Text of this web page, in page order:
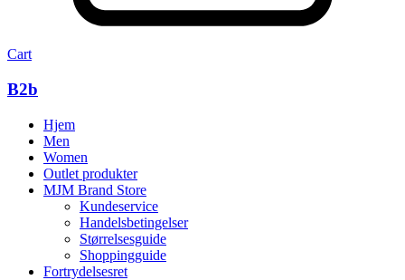
Cart
B2b
Hjem
Men
Women
Outlet produkter
MJM Brand Store
Kundeservice
Handelsbetingelser
Størrelsesguide
Shoppingguide
Fortrydelsesret